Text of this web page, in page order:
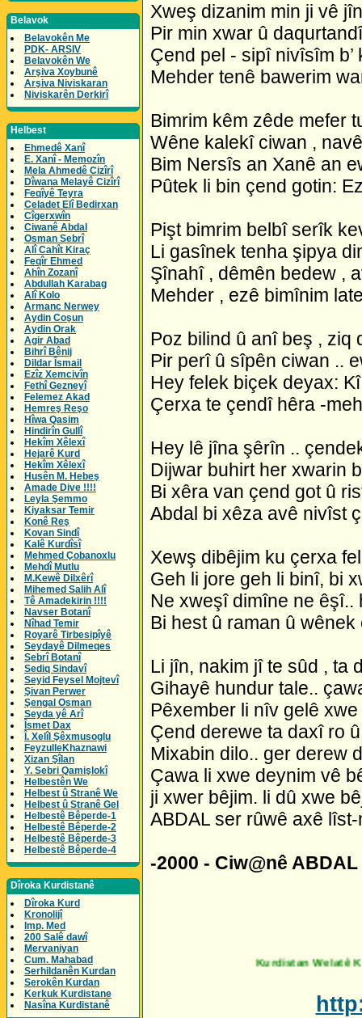
Belavok
Belavokên Me
PDK- ARSIV
Belavokên We
Arşiva Xoybunê
Arşiva Niviskaran
Niviskarên Derkirî
Helbest
Ehmedê Xanî
E. Xanî - Memozîn
Mela Ahmedê Cizîrî
Dîwana Melayê Cizîrî
Feqîyê Teyra
Celadet Elî Bedirxan
Cîgerxwîn
Ciwanê Abdal
Osman Sebrî
Alî Cahît Kiraç
Feqîr Ehmed
Ahîn Zozanî
Abdullah Karabag
Alî Kolo
Armanc Nerwey
Aydin Coşun
Aydin Orak
Agir Abad
Bihrî Bênij
Dildar Îsmail
Ezîz Xemcivîn
Fethî Gezneyî
Felemez Akad
Hemreş Reşo
Hîwa Qasim
Hindirîn Gullî
Hekîm Xêlexî
Hejarê Kurd
Hekîm Xêlexî
Husên M. Hebeş
Amade Dive !!!!
Leyla Şemmo
Kiyaksar Temir
Konê Reş
Kovan Sindî
Kalê Kurdîsî
Mehmed Çobanoxlu
Mehdî Mutlu
M.Kewê Dilxêrî
Mihemed Salih Alî
Tê Amadekirin !!!!
Navser Botanî
Nîhad Temir
Royarê Tirbesipîyê
Seydayê Dilmeqes
Sebrî Botanî
Sediq Sindavî
Seyid Feysel Mojtevî
Şivan Perwer
Şengal Osman
Seyda yê Arî
Îsmet Dax
Î. Xelîl Şêxmusoglu
FeyzulleKhaznawi
Xizan Şîlan
Y. Sebri Qamişlokî
Helbestên We
Helbest û Stranê We
Helbest û Stranê Gel
Helbestê Bêperde-1
Helbestê Bêperde-2
Helbestê Bêperde-3
Helbestê Bêperde-4
Dîroka Kurdistanê
Dîroka Kurd
Kronolijî
Imp. Med
200 Salê dawî
Mervaniyan
Cum. Mahabad
Serhildanên Kurdan
Serokên Kurdan
Kerkuk Kurdistane
Nasîna Kurdistanê
Xweş dizanim min ji vê
Pir min xwar û
Çend pel - sipî nivîsîm
Mehder tenê bawerim
Bimrim kêm zêde mefer
Wêne kalekî ciwan ,
Bim Nersîs an Xanê an
Pûtek li bin çend gotin:
Pişt bimrim belbî serîk
Li gasînek tenha şipya
Şînahî , dêmên bedew ,
Mehder , ezê bimînim
Poz bilind û anî beş , ziq
Pir perî û sîpên ciwan ..
Hey felek biçek deyax:
Çerxa te çendî hêra -
Hey lê jîna şêrîn ..
Dijwar buhirt her xwarin
Bi xêra van çend got û
Abdal bi xêza avê nivîst
Xewş dibêjim ku çerxa
Geh li jore geh li binî, bi
Ne xweşî dimîne ne êşî..
Bi hest û raman û
Li jîn, nakim jî te sûd , ta
Gihayê hundur tale..
Pêxember li nîv gelê
Çend derewe ta daxî ro
Mixabin dilo.. ger derew
Çawa li xwe deynim vê
ji xwer bêjim. li dû xwe
ABDAL ser rûwê axê
-2000 - Ciw@nê ABDAL
Kurdistan Welatê Kurdaye -